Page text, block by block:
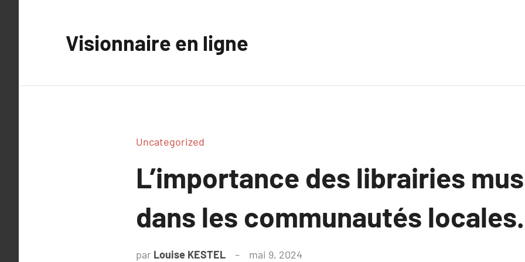
Visionnaire en ligne
Uncategorized
L’importance des librairies
dans les communautés locales.
par Louise KESTEL mai 9, 2024